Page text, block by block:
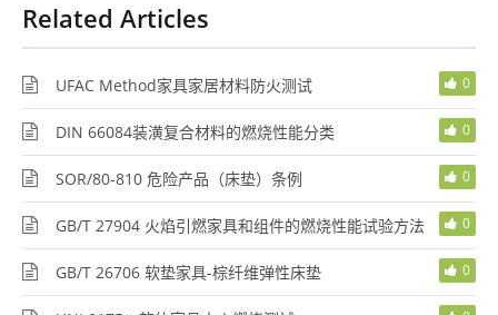
Related Articles
UFAC Method家具家居材料防火测试 0
DIN 66084装潢复合材料的燃烧性能分类 0
SOR/80-810 危险产品（床垫）条例 0
GB/T 27904 火焰引燃家具和组件的燃烧性能试验方法 0
GB/T 26706 软垫家具-棕纤维弹性床垫 0